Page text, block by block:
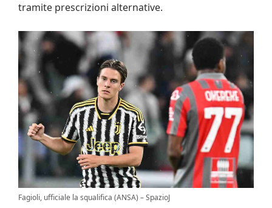
tramite prescrizioni alternative.
Fagioli, ufficiale la squalifica (ANSA) – SpazioJ